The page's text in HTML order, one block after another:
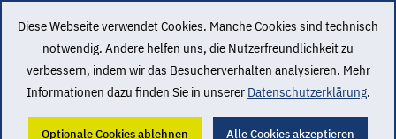
Diese Webseite verwendet Cookies. Manche Cookies sind technisch
notwendig. Andere helfen uns, die Nutzerfreundlichkeit zu
verbessern, indem wir das Besucherverhalten analysieren. Mehr
Informationen dazu finden Sie in unserer Datenschutzerklärung.
Optionale Cookies ablehnen Alle Cookies akzeptieren